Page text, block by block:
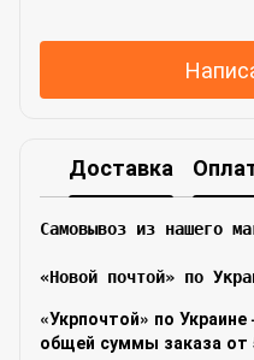
Доставка
Самовывоз из нашего
«Новой почтой» по
«Укрпочтой» по
общей суммы заказа от